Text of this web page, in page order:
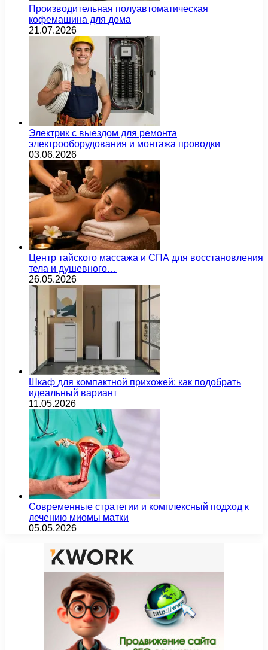
Производительная полуавтоматическая
кофемашина для дома
21.07.2026
Электрик с выездом для ремонта
электрооборудования и монтажа проводки
03.06.2026
Центр тайского массажа и СПА для восстановления
тела и душевного…
26.05.2026
Шкаф для компактной прихожей: как подобрать
идеальный вариант
11.05.2026
Современные стратегии и комплексный подход к
лечению миомы матки
05.05.2026